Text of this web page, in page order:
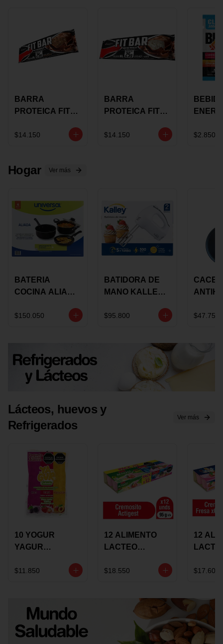
BARRA
PROTEICA FIT
CHOCOLATE X
$14.150
BARRA
PROTEICA FIT
GRS
$14.150
STACK 6G
$2.850
Hogar Ver más
BATERIA
COCINA ALIADA
PIEZAS
$150.050
BATIDORA DE
MANO KALLEY
VELOCIDADES
$95.800
TAPA
$47.750
Lácteos, huevos y
Refrigerados
Ver más
10 YOGUR
YAGUR
150ML SURTIDO
$11.850
12 ALIMENTO
LACTEO
ALQUERIA
$18.550
12
$17.600